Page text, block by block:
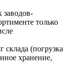
заводов-
только
склада (погрузка
хранение,